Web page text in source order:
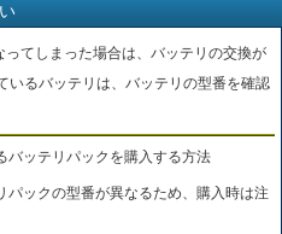
てしまった場合は、バッテリの交換が
いるバッテリは、バッテリの型番を確認
バッテリパックを購入する方法
パックの型番が異なるため、購入時は注